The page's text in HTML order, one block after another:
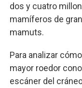
dos y cuatro
mamíferos de
mamuts.
Para analizar
mayor roedor
escáner del